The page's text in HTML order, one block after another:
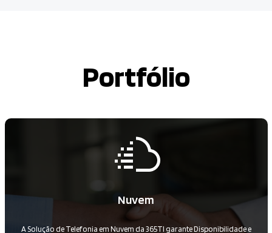
Portfólio
Nuvem
A Solução de Telefonia em Nuvem da 365TI garante Disponibilidade e